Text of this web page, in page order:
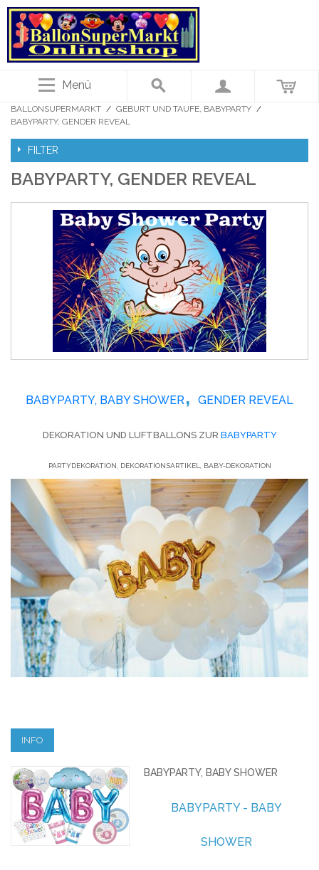
Menü
BALLONSUPERMARKT / GEBURT UND TAUFE, BABYPARTY /
BABYPARTY, GENDER REVEAL
FILTER
BABYPARTY, GENDER REVEAL
BABYPARTY, BABY SHOWER, GENDER REVEAL
DEKORATION UND LUFTBALLONS ZUR BABYPARTY
PARTYDEKORATION, DEKORATIONSARTIKEL, BABY-DEKORATION
INFO
BABYPARTY, BABY SHOWER
BABYPARTY - BABY
SHOWER